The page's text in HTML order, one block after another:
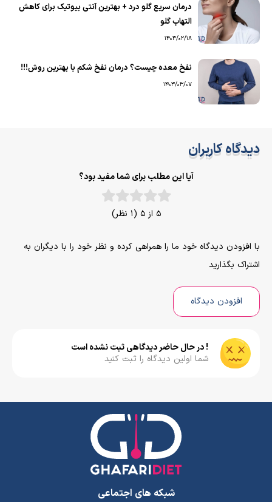
درمان سریع گلو درد + بهترین آنتی بیوتیک برای کاهش
التهاب گلو
1403/02/18
نفخ معده چیست؟ درمان نفخ شکم با بهترین روش!!!
1403/03/07
دیدگاه کاربران
آیا این مطلب برای شما مفید بود؟
5 از 5 (1 نظر)
با افزودن دیدگاه خود ما را همراهی کرده و نظر خود را با دیگران به
اشتراک بگذارید
افزودن دیدگاه
! در حال حاضر دیدگاهی ثبت نشده است
شما اولین دیدگاه را ثبت کنید
شبکه های اجتماعی